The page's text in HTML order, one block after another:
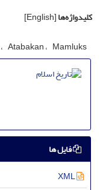
کلیدواژه‌ها[English]
Atabakan Mamluks
فایل ها